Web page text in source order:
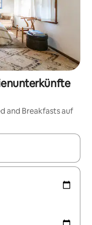
and Breakfasts auf
mit den